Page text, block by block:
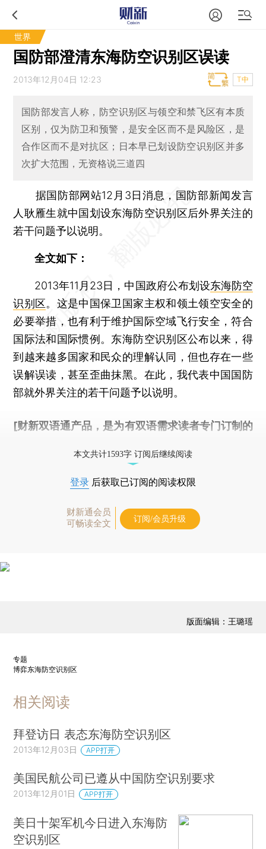
世界
国防部澄清东海防空识别区误读
2013年12月04日 12:23 T中
国防部发言人称，防空识别区与领空和禁飞区有本质
区别，仅为防卫和预警，是安全区而不是风险区，是
合作区而不是对抗区；日本早已划设防空识别区并多
次扩大范围，无资格说三道四
据国防部网站12月3日消息，国防部新闻发言
人耿雁生就中国划设东海防空识别区后外界关注的
若干问题予以说明。
全文如下：
2013年11月23日，中国政府公布划设东海防空
识别区。这是中国保卫国家主权和领土领空安全的
必要举措，也有利于维护国际空域飞行安全，符合
国际法和国际惯例。东海防空识别区公布以来，得
到越来越多国家和民众的理解认同，但也存在一些
误解误读，甚至歪曲抹黑。在此，我代表中国国防
部就外界关注的若干问题予以说明。
[财新双语通产品，是为有双语需求读者专门订制的
本文共计1593字 订阅后继续阅读
登录 后获取已订阅的阅读权限
财新通会员
可畅读全文
订阅/会员升级
版面编辑：王璐瑶
专题
博弈东海防空识别区
相关阅读
拜登访日 表态东海防空识别区
2013年12月03日 APP打开
美国民航公司已遵从中国防空识别要求
2013年12月01日 APP打开
美日十架军机今日进入东海防
空识别区